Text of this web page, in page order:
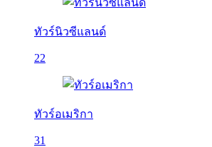
ทัวร์นิวซีแลนด์
22
ทัวร์อเมริกา
31